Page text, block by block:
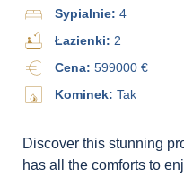
Sypialnie:4
Łazienki: 2
Cena:599000 €
Kominek:Tak
Discover this stunning
has all the comforts to